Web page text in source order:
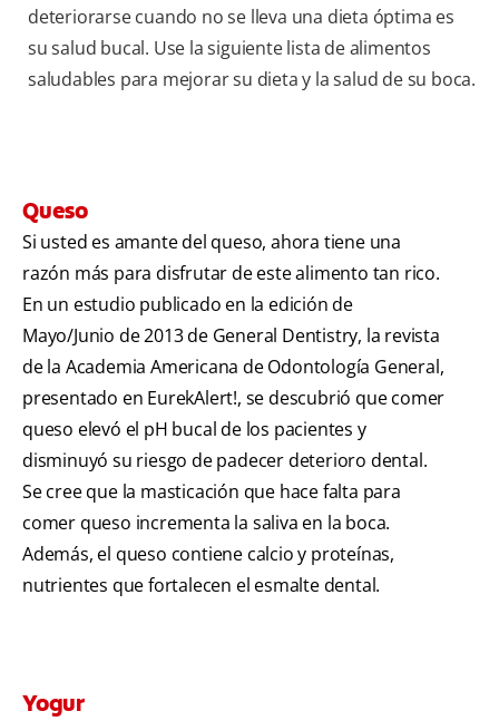
deteriorarse cuando no se lleva una dieta óptima es
su salud bucal. Use la siguiente lista de alimentos
saludables para mejorar su dieta y la salud de su boca.
Queso
Si usted es amante del queso, ahora tiene una
razón más para disfrutar de este alimento tan rico.
En un estudio publicado en la edición de
Mayo/Junio de 2013 de General Dentistry, la revista
de la Academia Americana de Odontología General,
presentado en EurekAlert!, se descubrió que comer
queso elevó el pH bucal de los pacientes y
disminuyó su riesgo de padecer deterioro dental.
Se cree que la masticación que hace falta para
comer queso incrementa la saliva en la boca.
Además, el queso contiene calcio y proteínas,
nutrientes que fortalecen el esmalte dental.
Yogur